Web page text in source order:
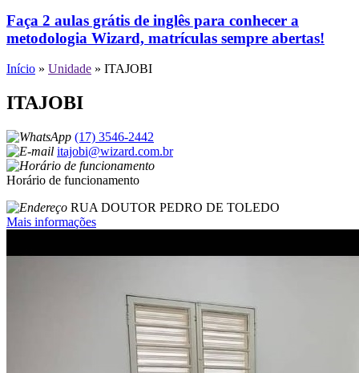
Faça 2 aulas grátis de inglês para conhecer a
metodologia Wizard, matrículas sempre abertas!
Início » Unidade » ITAJOBI
ITAJOBI
(17) 3546-2442
itajobi@wizard.com.br
Horário de funcionamento
RUA DOUTOR PEDRO DE TOLEDO
Mais informações